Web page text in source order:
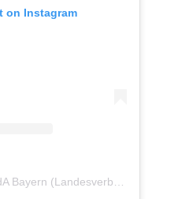
on Instagram